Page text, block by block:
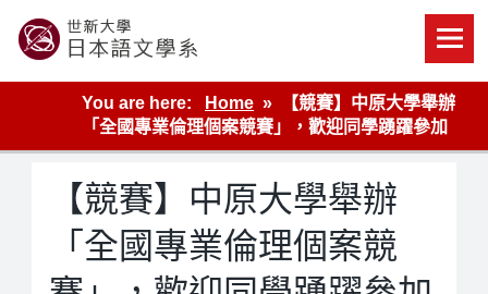
content
世新大學教學單位的網站
You are here:
Home
【競賽】中原大學舉辦
「全國專業倫理個案競賽」，歡迎同學踴躍參加
【競賽】中原大學舉辦
「全國專業倫理個案競